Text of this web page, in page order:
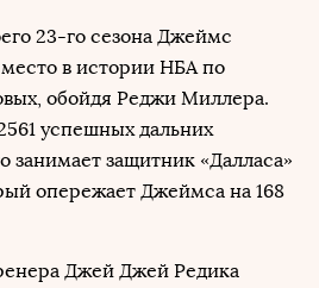
23-го сезона Джеймс
в истории НБА по
обойдя Реджи Миллера.
успешных дальних
занимает защитник «Далласа»
опережает Джеймса на 168
Джей Джей Редика